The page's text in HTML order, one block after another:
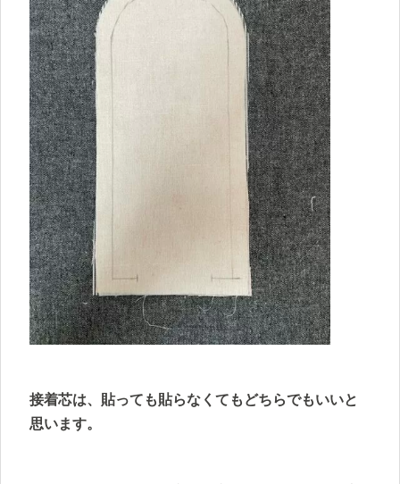
接着芯は、貼っても貼らなくてもどちらでもいいと
思います。